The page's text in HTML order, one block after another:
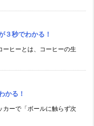
３秒でわかる！
ーヒーとは、コーヒーの生
かる！
カーで「ボールに触らず次